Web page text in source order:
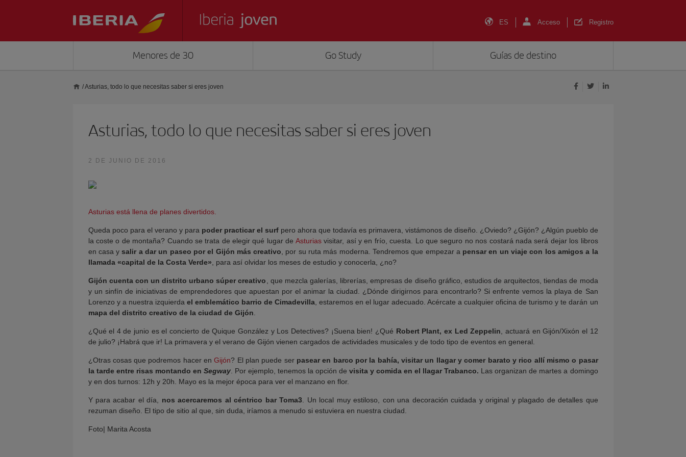
ES Acceso Registro
Menores de 30 Go Study Guías de destino
/Asturias, todo lo que necesitas saber si eres joven
Asturias, todo lo que necesitas saber si eres joven
2 DE JUNIO DE 2016
Asturias está llena de planes divertidos.
Queda poco para el verano y para poder practicar el surfpero ahora que todavía es primavera, vistámonos de diseño. ¿Oviedo? ¿Gijón? ¿Algún pueblo de
la coste o de montaña? Cuando se trata de elegir qué lugar de Asturiasvisitar, así y en frío, cuesta. Lo que seguro no nos costará nada será dejar los libros
en casa ysalir a dar un paseo por el Gijón más creativo , por su ruta más moderna. Tendremos que empezar a pensar en un viaje con los amigos a la
llamada «capital de la Costa Verde» , para así olvidar los meses de estudio y conocerla, ¿no?
Gijón cuenta con un distrito urbano súper creativo , que mezcla galerías, librerías, empresas de diseño gráfico, estudios de arquitectos, tiendas de moda
y un sinfín de iniciativas de emprendedores que apuestan por el animar la ciudad. ¿Dónde dirigirnos para encontrarlo? Si enfrente vemos la playa de San
Lorenzo y a nuestra izquierda el emblemático barrio de Cimadevilla, estaremos en el lugar adecuado. Acércate a cualquier oficina de turismo y te darán un
mapa del distrito creativo de la ciudad de Gijón
¿Qué el 4 de junio es el concierto de Quique González y Los Detectives? ¡Suena bien! ¿Qué Robert Plant, ex Led Zeppelin , actuará en Gijón/Xixón el 12
de julio? ¡Habrá que ir! La primavera y el verano de Gijón vienen cargados de actividades musicales y de todo tipo de eventos en general.
¿Otras cosas que podremos hacer enGijón? El plan puede ser pasear en barco por la bahía, visitar un llagar y comer barato y rico allí mismo o pasar
la tarde entre risas montando en Segway. Por ejemplo, tenemos la opción devisita y comida en el llagar Trabanco. Las organizan de martes a domingo
y en dos turnos: 12h y 20h. Mayo es la mejor época para ver el manzano en flor.
Y para acabar el día, nos acercaremos al céntrico bar Toma3 . Un local muy estiloso, con una decoración cuidada y original y plagado de detalles que
rezuman diseño. El tipo de sitio al que, sin duda, iríamos a menudo si estuviera en nuestra ciudad.
Foto| Marita Acosta